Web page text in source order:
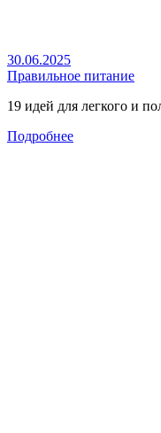
30.06.2025
Правильное питание
19 идей для легкого и
Подробнее